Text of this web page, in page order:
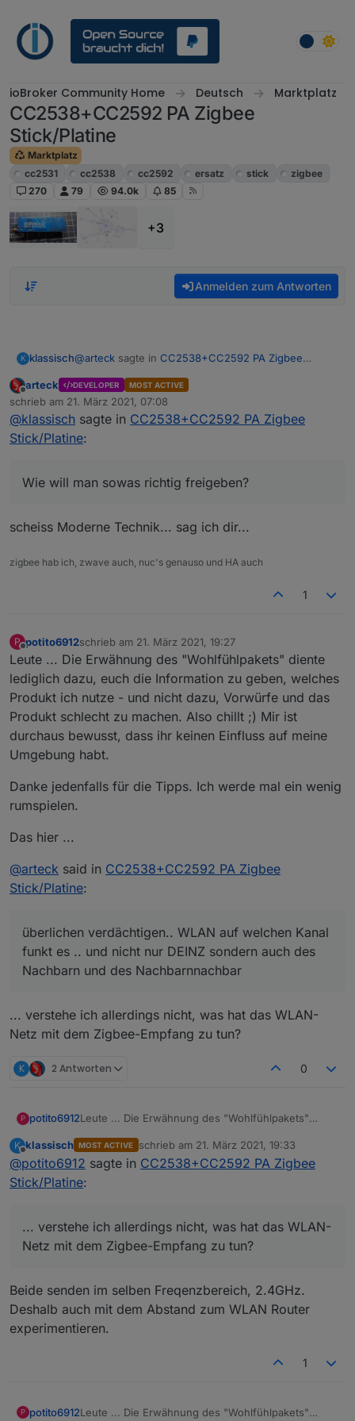
ioBroker Community Home Deutsch Marktplatz
CC2538+CC2592 PA Zigbee
Stick/Platine
Marktplatz
cc2531
cc2538 cc2592 ersatz stick
zigbee
270
79 94.0k 85
+3
Anmelden zum Antworten
K klassisch@arteck sagte in CC2538+CC2592 PA Zigbee
das heisst das die Geräte sich erst selbst im
Netz finden müssen und diese sich
[OT]
Danke. Oh, 24h ist lang. In dieser Zeitspanne ziehe
Floalt aufgehängt. Im Probebetrieb alles gut, vor Ort -
Fehlersuche gehts, ohne daß ich einen Fehler
gefunden hätte. Selbstorganisierende Systeme...
freigeben?
Offline
arteck DEVELOPER MOST ACTIVE
schrieb am 21. März 2021, 07:08
zuletzt editiert von
@klassisch sagte in CC2538+CC2592 PA Zigbee
Stick/Platine:
Wie will man sowas richtig freigeben?
scheiss Moderne Technik... sag ich dir...
zigbee hab ich, zwave auch, nuc's genauso und HA auch
1
P
Offline
potito6912schrieb am 21. März 2021, 19:27
zuletzt editiert von
Leute ... Die Erwähnung des "Wohlfühlpakets" diente
lediglich dazu, euch die Information zu geben, welches
Produkt ich nutze - und nicht dazu, Vorwürfe und das
Produkt schlecht zu machen. Also chillt ;) Mir ist
durchaus bewusst, dass ihr keinen Einfluss auf meine
Umgebung habt.
Danke jedenfalls für die Tipps. Ich werde mal ein wenig
rumspielen.
Das hier ...
@arteck said in CC2538+CC2592 PA Zigbee
Stick/Platine:
überlichen verdächtigen.. WLAN auf welchen Kanal
funkt es .. und nicht nur DEINZ sondern auch des
Nachbarn und des Nachbarnnachbar
... verstehe ich allerdings nicht, was hat das WLAN-
Netz mit dem Zigbee-Empfang zu tun?
K 2 Antworten 0
P potito6912Leute ... Die Erwähnung des "Wohlfühlpakets"
geben, welches Produkt ich nutze - und nicht dazu,
Vorwürfe und das Produkt schlecht zu machen.
Also chillt ;) Mir ist durchaus bewusst, dass ihr
Danke jedenfalls für die Tipps. Ich werde mal ein
wenig rumspielen.
Das hier ...
Stick/Platine:
überlichen verdächtigen.. WLAN auf welchen
auch des Nachbarn und des Nachbarnnachbar
Netz mit dem Zigbee-Empfang zu tun?
K
Offline
klassisch MOST ACTIVE schrieb am 21. März 2021, 19:33
zuletzt editiert von
@potito6912 sagte in CC2538+CC2592 PA Zigbee
Stick/Platine:
... verstehe ich allerdings nicht, was hat das WLAN-
Netz mit dem Zigbee-Empfang zu tun?
Beide senden im selben Freqenzbereich, 2.4GHz.
Deshalb auch mit dem Abstand zum WLAN Router
experimentieren.
1
P potito6912Leute ... Die Erwähnung des "Wohlfühlpakets"